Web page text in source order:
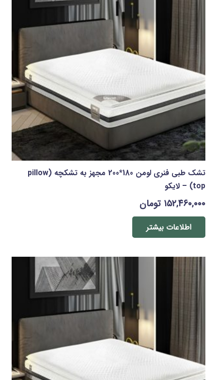
تشک طبی فنری لومن 180*200 مجهز به تشکچه (pillow
top) – لایکو
۱۵۲,۴۶۰,۰۰۰ تومان
اطلاعات بیشتر